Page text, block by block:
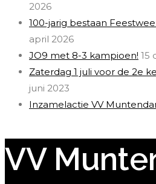
2026
100-jarig bestaan
april 2026
JO9 met 8-3 kampioen! 15
Zaterdag 1 juli voor de 2e
juni 2023
Inzamelactie VV
VV